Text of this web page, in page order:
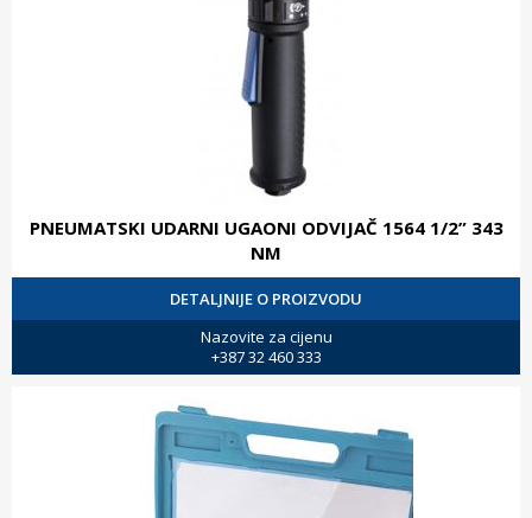
PNEUMATSKI UDARNI UGAONI ODVIJAČ 1564 1/2” 343
NM
DETALJNIJE O PROIZVODU
Nazovite za cijenu
+387 32 460 333